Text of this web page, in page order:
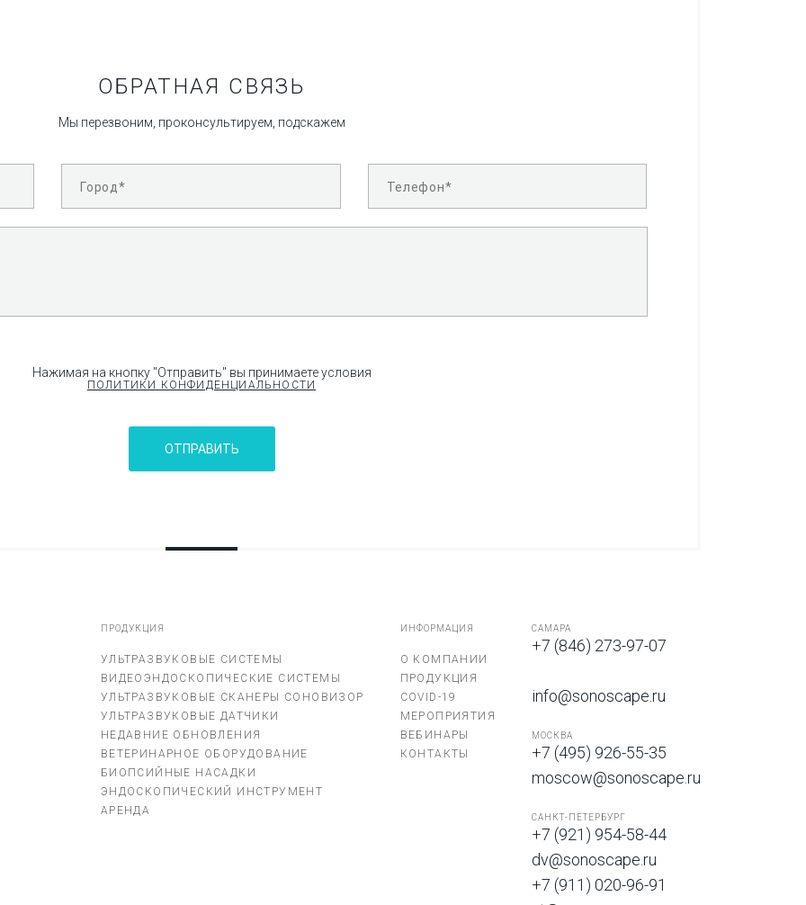
ОБРАТНАЯ СВЯЗЬ
Мы перезвоним, проконсультируем, подскажем
Нажимая на кнопку "Отправить" вы принимаете условия
ПОЛИТИКИ КОНФИДЕНЦИАЛЬНОСТИ
ОТПРАВИТЬ
ПРОДУКЦИЯ
УЛЬТРАЗВУКОВЫЕ СИСТЕМЫ
ВИДЕОЭНДОСКОПИЧЕСКИЕ СИСТЕМЫ
УЛЬТРАЗВУКОВЫЕ СКАНЕРЫ СОНОВИЗОР
УЛЬТРАЗВУКОВЫЕ ДАТЧИКИ
НЕДАВНИЕ ОБНОВЛЕНИЯ
ВЕТЕРИНАРНОЕ ОБОРУДОВАНИЕ
БИОПСИЙНЫЕ НАСАДКИ
ЭНДОСКОПИЧЕСКИЙ ИНСТРУМЕНТ
АРЕНДА
ИНФОРМАЦИЯ
О КОМПАНИИ
ПРОДУКЦИЯ
COVID-19
МЕРОПРИЯТИЯ
ВЕБИНАРЫ
КОНТАКТЫ
САМАРА
+7 (846) 273-97-07
info@sonoscape.ru
МОСКВА
+7 (495) 926-55-35
moscow@sonoscape.ru
САНКТ-ПЕТЕРБУРГ
+7 (921) 954-58-44
dv@sonoscape.ru
+7 (911) 020-96-91